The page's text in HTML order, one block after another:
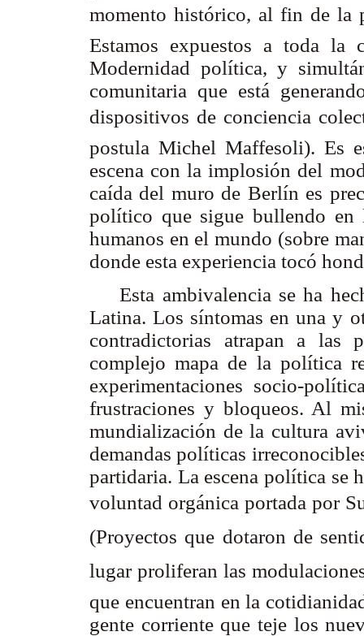
momento histórico, al fin de
Estamos expuestos a toda la
Modernidad política, y
comunitaria que está
dispositivos de conciencia
postula Michel Maffesoli). Es
escena con la implosión del
caída del muro de Berlín es
político que sigue bullendo en
humanos en el mundo (sobre
donde esta experiencia tocó
Esta ambivalencia se ha
Latina. Los síntomas en una y
contradictorias atrapan a las
complejo mapa de la política
experimentaciones socio-
frustraciones y bloqueos. Al
mundialización de la cultura
demandas políticas
partidaria. La escena política se
voluntad orgánica portada por
(Proyectos que dotaron de
lugar proliferan las modulaciones
que encuentran en la
gente corriente que teje los